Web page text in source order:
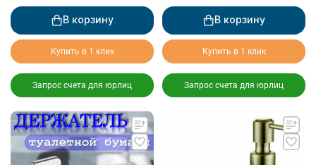
В корзину
Купить в 1 клик
Запрос счета для юрлиц
В корзину
Купить в 1 клик
Запрос счета для юрлиц